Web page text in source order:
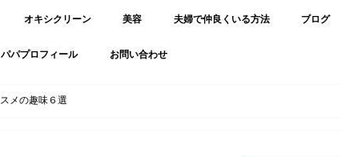
オキシクリーン 美容 夫婦で仲良くいる方法 ブログ
パパプロフィール お問い合わせ
メの趣味６選